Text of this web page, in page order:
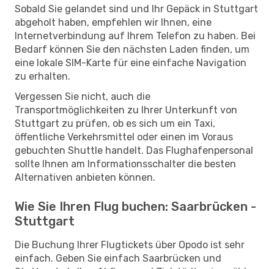
Sobald Sie gelandet sind und Ihr Gepäck in Stuttgart
abgeholt haben, empfehlen wir Ihnen, eine
Internetverbindung auf Ihrem Telefon zu haben. Bei
Bedarf können Sie den nächsten Laden finden, um
eine lokale SIM-Karte für eine einfache Navigation
zu erhalten.
Vergessen Sie nicht, auch die
Transportmöglichkeiten zu Ihrer Unterkunft von
Stuttgart zu prüfen, ob es sich um ein Taxi,
öffentliche Verkehrsmittel oder einen im Voraus
gebuchten Shuttle handelt. Das Flughafenpersonal
sollte Ihnen am Informationsschalter die besten
Alternativen anbieten können.
Wie Sie Ihren Flug buchen: Saarbrücken -
Stuttgart
Die Buchung Ihrer Flugtickets über Opodo ist sehr
einfach. Geben Sie einfach Saarbrücken und